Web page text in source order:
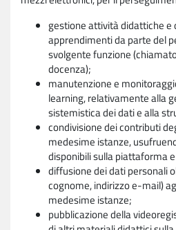
gestione attività didattiche e
apprendimenti da parte del
svolgente funzione
docenza);
manutenzione e
learning, relativamente alla
sistemistica dei dati e alla
condivisione dei contributi
medesime istanze,
disponibili sulla piattaforma
diffusione dei dati personali
cognome, indirizzo e-mail)
medesime istanze;
pubblicazione della